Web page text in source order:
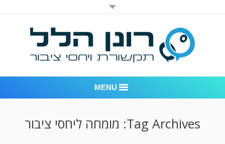
MENU
Tag Archives: מומחה ליחסי ציבור